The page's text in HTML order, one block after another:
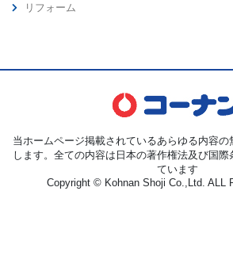
リフォーム
当ホームページ掲載されているあらゆる内容
します。全ての内容は日本の著作権法及び国
ています
Copyright © Kohnan Shoji Co.,Ltd. ALL